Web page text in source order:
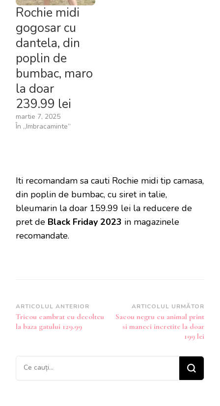
Rochie midi
gogosar cu
dantela, din
poplin de
bumbac, maro
la doar
239.99 lei
martie 7, 2025
În „Imbracaminte”
Iti recomandam sa cauti Rochie midi tip camasa,
din poplin de bumbac, cu siret in talie,
bleumarin la doar 159.99 lei la reducere de
pret de Black Friday 2023 in magazinele
recomandate.
Navigare
în
ARTICOLUL ANTERIOR
Tricou cambrat cu decolteu
la baza gatului 129.99
ARTICOLUL URMĂTOR
Sacou negru cu animal print
si maneci incretite la doar
199 lei
Cauți
ceva?